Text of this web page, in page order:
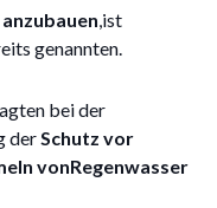
,ist
genannten.
bei der
derSchutz vor
vonRegenwasser